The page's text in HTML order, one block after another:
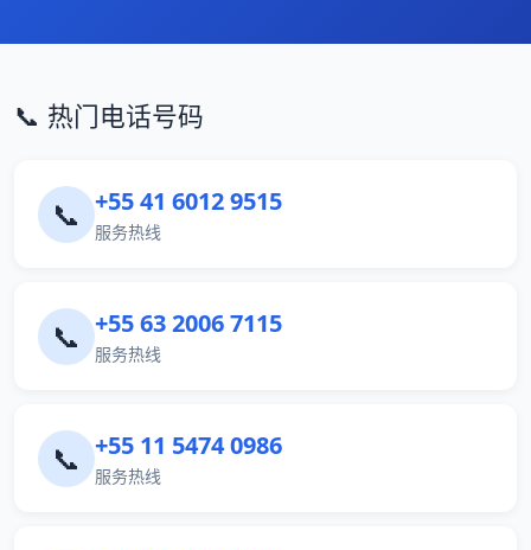
📞 热门电话号码
📞 +55 41 6012 9515
服务热线
📞 +55 63 2006 7115
服务热线
📞 +55 11 5474 0986
服务热线